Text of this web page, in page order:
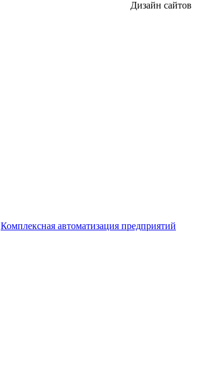
Комплексная автоматизация предприятий
Дизайн сайтов